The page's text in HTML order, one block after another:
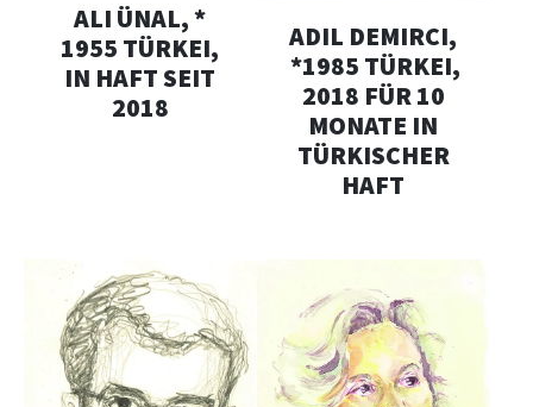
ALI ÜNAL, *
1955 TÜRKEI,
IN HAFT SEIT
2018
ADIL DEMIRCI,
*1985 TÜRKEI,
2018 FÜR 10
MONATE IN
TÜRKISCHER
HAFT